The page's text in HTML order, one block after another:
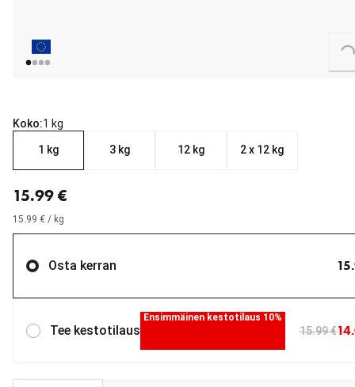
Loading...
Koko:1 kg
1 kg 3 kg 12 kg 2 x 12 kg
15.99 €
15.99 € / kg
Osta kerran
Tee kestotilaus
Ensimmäinen kestotilaus 10%
15.99 €